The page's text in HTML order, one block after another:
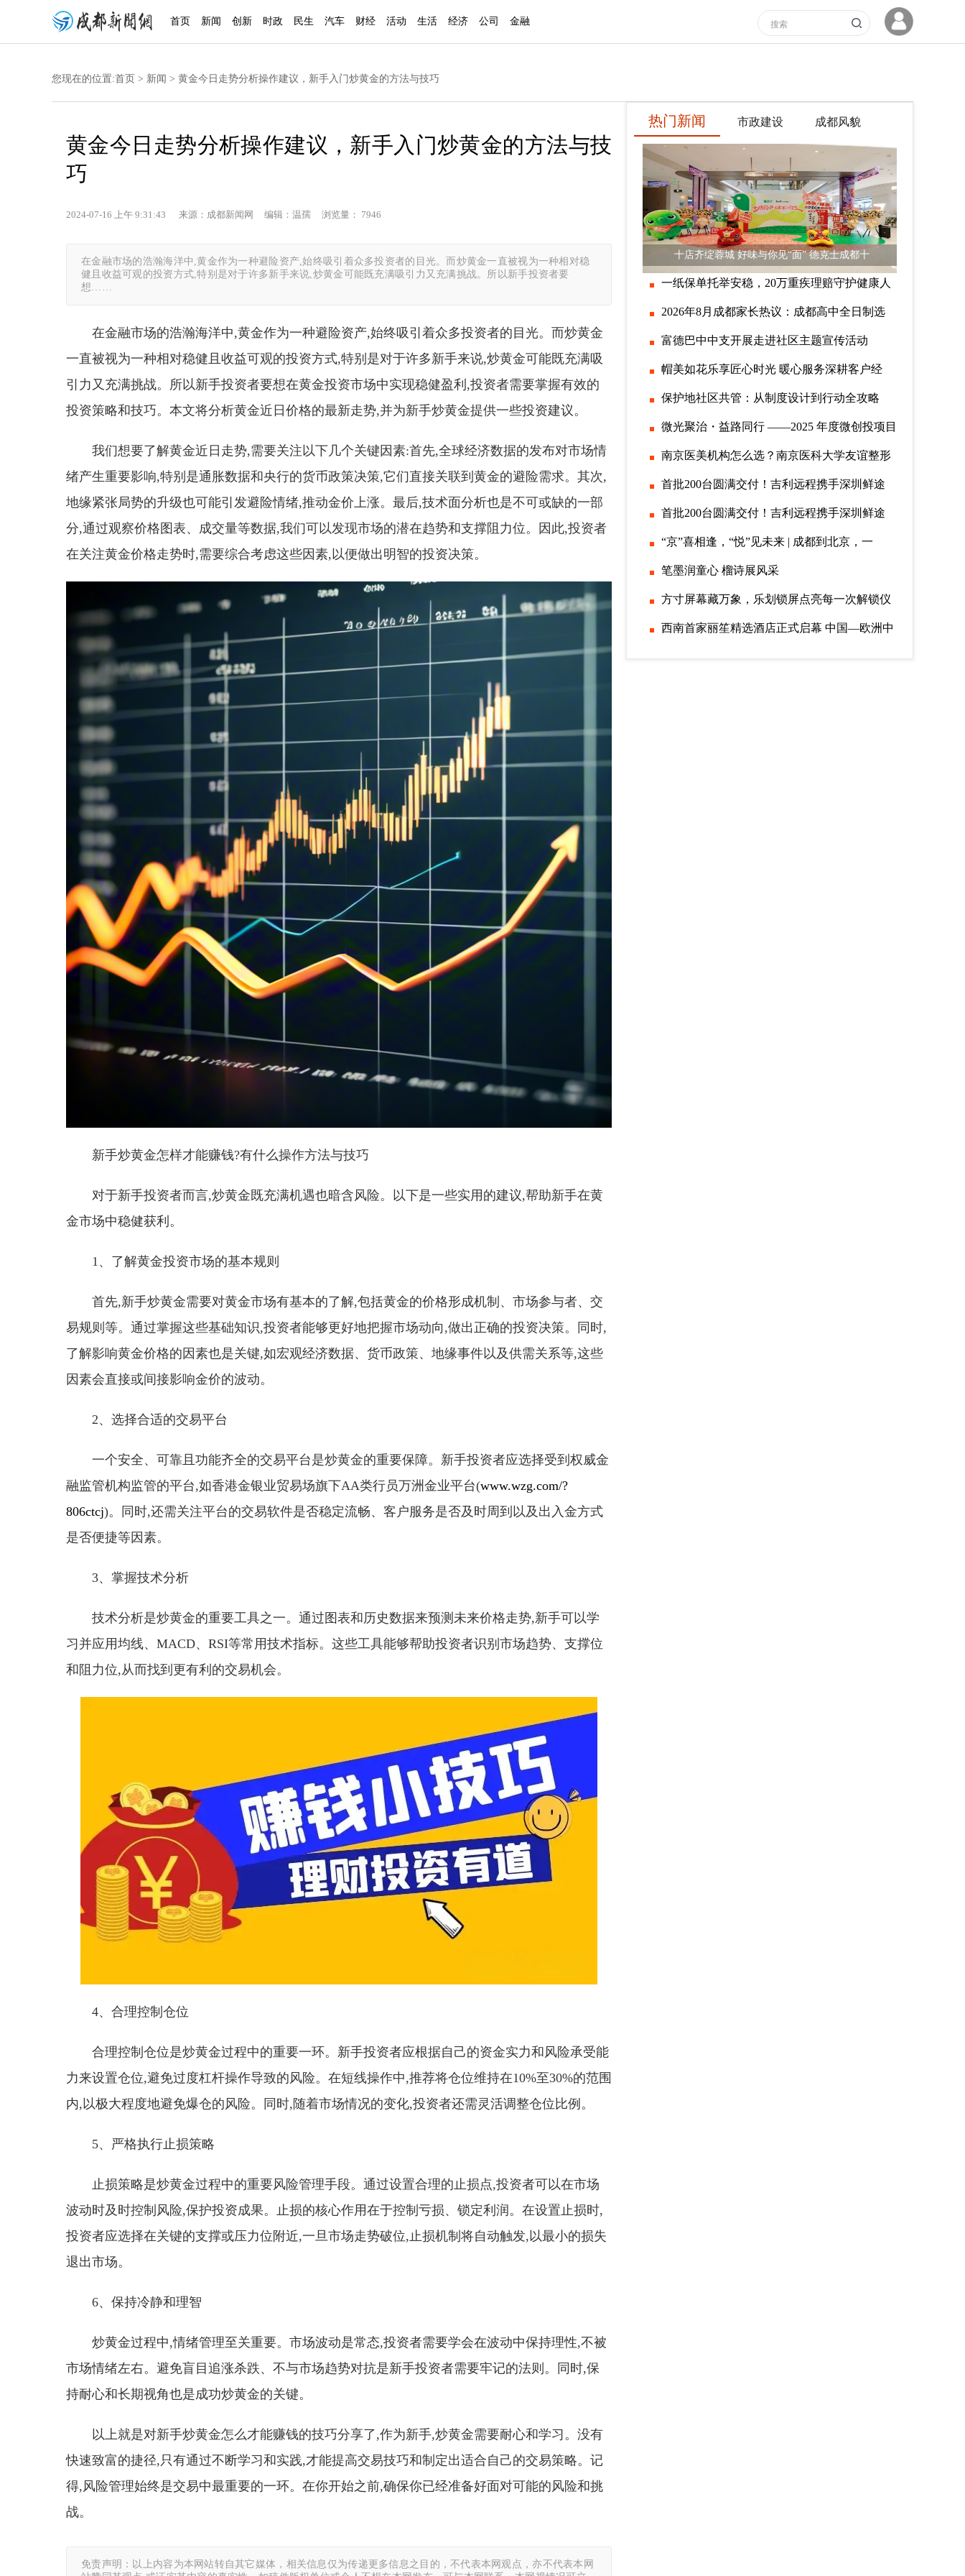
首页 新闻 创新 时政 民生 汽车 财经 活动 生活 经济 公司 金融
您现在的位置:首页 > 新闻 > 黄金今日走势分析操作建议，新手入门炒黄金的方法与技巧
黄金今日走势分析操作建议，新手入门炒黄金的方法与技
巧
2024-07-16 上午 9:31:43 来源：成都新闻网 编辑：温孺 浏览量： 7946
在金融市场的浩瀚海洋中,黄金作为一种避险资产,始终吸引着众多投资者的目光。而炒黄金一直被视为一种相对稳
健且收益可观的投资方式,特别是对于许多新手来说,炒黄金可能既充满吸引力又充满挑战。所以新手投资者要
想……
在金融市场的浩瀚海洋中,黄金作为一种避险资产,始终吸引着众多投资者的目光。而炒黄金
一直被视为一种相对稳健且收益可观的投资方式,特别是对于许多新手来说,炒黄金可能既充满吸
引力又充满挑战。所以新手投资者要想在黄金投资市场中实现稳健盈利,投资者需要掌握有效的
投资策略和技巧。本文将分析黄金近日价格的最新走势,并为新手炒黄金提供一些投资建议。
我们想要了解黄金近日走势,需要关注以下几个关键因素:首先,全球经济数据的发布对市场情
绪产生重要影响,特别是通胀数据和央行的货币政策决策,它们直接关联到黄金的避险需求。其次,
地缘紧张局势的升级也可能引发避险情绪,推动金价上涨。最后,技术面分析也是不可或缺的一部
分,通过观察价格图表、成交量等数据,我们可以发现市场的潜在趋势和支撑阻力位。因此,投资者
在关注黄金价格走势时,需要综合考虑这些因素,以便做出明智的投资决策。
新手炒黄金怎样才能赚钱?有什么操作方法与技巧
对于新手投资者而言,炒黄金既充满机遇也暗含风险。以下是一些实用的建议,帮助新手在黄
金市场中稳健获利。
1、了解黄金投资市场的基本规则
首先,新手炒黄金需要对黄金市场有基本的了解,包括黄金的价格形成机制、市场参与者、交
易规则等。通过掌握这些基础知识,投资者能够更好地把握市场动向,做出正确的投资决策。同时,
了解影响黄金价格的因素也是关键,如宏观经济数据、货币政策、地缘事件以及供需关系等,这些
因素会直接或间接影响金价的波动。
2、选择合适的交易平台
一个安全、可靠且功能齐全的交易平台是炒黄金的重要保障。新手投资者应选择受到权威金
融监管机构监管的平台,如香港金银业贸易场旗下AA类行员万洲金业平台(www.wzg.com/?
806ctcj)。同时,还需关注平台的交易软件是否稳定流畅、客户服务是否及时周到以及出入金方式
是否便捷等因素。
3、掌握技术分析
技术分析是炒黄金的重要工具之一。通过图表和历史数据来预测未来价格走势,新手可以学
习并应用均线、MACD、RSI等常用技术指标。这些工具能够帮助投资者识别市场趋势、支撑位
和阻力位,从而找到更有利的交易机会。
4、合理控制仓位
合理控制仓位是炒黄金过程中的重要一环。新手投资者应根据自己的资金实力和风险承受能
力来设置仓位,避免过度杠杆操作导致的风险。在短线操作中,推荐将仓位维持在10%至30%的范围
内,以极大程度地避免爆仓的风险。同时,随着市场情况的变化,投资者还需灵活调整仓位比例。
5、严格执行止损策略
止损策略是炒黄金过程中的重要风险管理手段。通过设置合理的止损点,投资者可以在市场
波动时及时控制风险,保护投资成果。止损的核心作用在于控制亏损、锁定利润。在设置止损时,
投资者应选择在关键的支撑或压力位附近,一旦市场走势破位,止损机制将自动触发,以最小的损失
退出市场。
6、保持冷静和理智
炒黄金过程中,情绪管理至关重要。市场波动是常态,投资者需要学会在波动中保持理性,不被
市场情绪左右。避免盲目追涨杀跌、不与市场趋势对抗是新手投资者需要牢记的法则。同时,保
持耐心和长期视角也是成功炒黄金的关键。
以上就是对新手炒黄金怎么才能赚钱的技巧分享了,作为新手,炒黄金需要耐心和学习。没有
快速致富的捷径,只有通过不断学习和实践,才能提高交易技巧和制定出适合自己的交易策略。记
得,风险管理始终是交易中最重要的一环。在你开始之前,确保你已经准备好面对可能的风险和挑
战。
免责声明：以上内容为本网站转自其它媒体，相关信息仅为传递更多信息之目的，不代表本网观点，亦不代表本网
热门新闻 市政建设 成都风貌
十店齐绽蓉城 好味与你见“面” 德克士成都十
一纸保单托举安稳，20万重疾理赔守护健康人
2026年8月成都家长热议：成都高中全日制选
富德巴中中支开展走进社区主题宣传活动
帽美如花乐享匠心时光 暖心服务深耕客户经
保护地社区共管：从制度设计到行动全攻略
微光聚治・益路同行 ——2025 年度微创投项目
南京医美机构怎么选？南京医科大学友谊整形
首批200台圆满交付！吉利远程携手深圳鲜途
首批200台圆满交付！吉利远程携手深圳鲜途
“京”喜相逢，“悦”见未来 | 成都到北京，一
笔墨润童心 榴诗展风采
方寸屏幕藏万象，乐划锁屏点亮每一次解锁仪
西南首家丽笙精选酒店正式启幕 中国—欧洲中